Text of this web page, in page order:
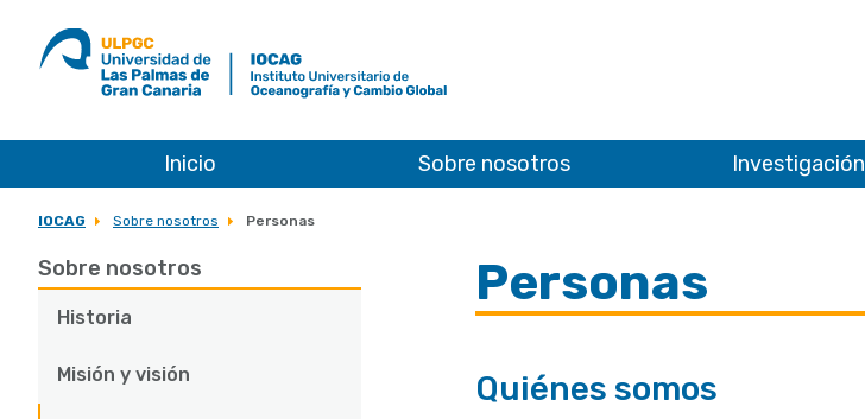
ULPGC
al
inicio
Inicio Sobre nosotros Investigación
IOCAG Sobre nosotros Personas
Sobre nosotros
Historia
Misión y visión
Personas
Quiénes somos